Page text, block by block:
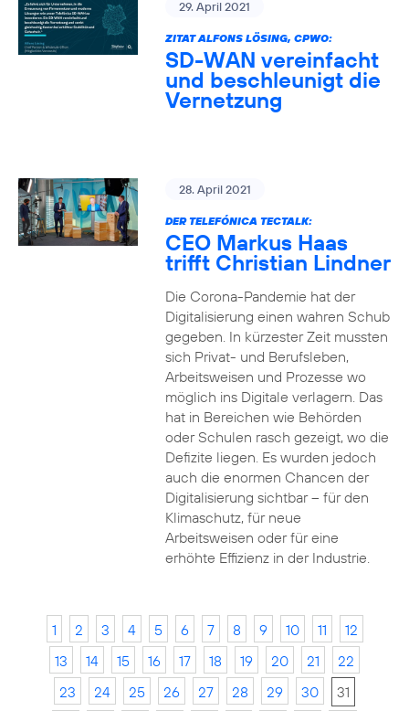
29. April 2021
ZITAT ALFONS LÖSING, CPWO:
SD-WAN vereinfacht
und beschleunigt die
Vernetzung
28. April 2021
DER TELEFÓNICA TECTALK:
CEO Markus Haas
trifft Christian Lindner
Die Corona-Pandemie hat der
Digitalisierung einen wahren Schub
gegeben. In kürzester Zeit mussten
sich Privat- und Berufsleben,
Arbeitsweisen und Prozesse wo
möglich ins Digitale verlagern. Das
hat in Bereichen wie Behörden
oder Schulen rasch gezeigt, wo die
Defizite liegen. Es wurden jedoch
auch die enormen Chancen der
Digitalisierung sichtbar – für den
Klimaschutz, für neue
Arbeitsweisen oder für eine
erhöhte Effizienz in der Industrie.
1 2 3 4 5 6 7 8 9 10 11
12
13
14 15 16 17 18 19 20 21
22
23
24 25 26 27 28 29 30
31